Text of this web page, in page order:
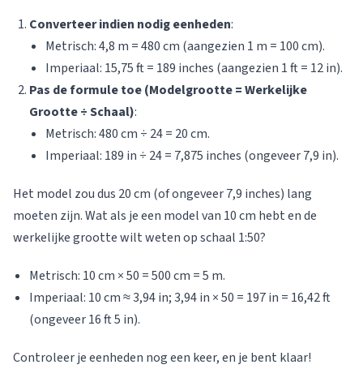
Converteer indien nodig eenheden:
Metrisch: 4,8 m = 480 cm (aangezien 1 m = 100 cm).
Imperiaal: 15,75 ft = 189 inches (aangezien 1 ft = 12 in).
Pas de formule toe (Modelgrootte = Werkelijke
Grootte ÷ Schaal):
Metrisch: 480 cm ÷ 24 = 20 cm.
Imperiaal: 189 in ÷ 24 = 7,875 inches (ongeveer 7,9 in).
Het model zou dus 20 cm (of ongeveer 7,9 inches) lang
moeten zijn. Wat als je een model van 10 cm hebt en de
werkelijke grootte wilt weten op schaal 1:50?
Metrisch: 10 cm × 50 = 500 cm = 5 m.
Imperiaal: 10 cm ≈ 3,94 in; 3,94 in × 50 = 197 in = 16,42 ft
(ongeveer 16 ft 5 in).
Controleer je eenheden nog een keer, en je bent klaar!